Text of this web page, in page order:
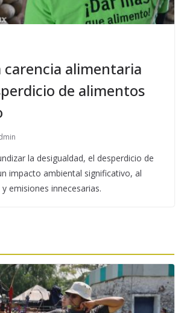
alimentaria
de alimentos
la desigualdad, el desperdicio de
impacto ambiental significativo, al
emisiones innecesarias.